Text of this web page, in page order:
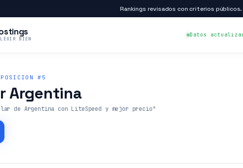
Rankings revisados con criterios
BIEN
Datos
#5
Argentina
de Argentina con LiteSpeed y mejor precio"